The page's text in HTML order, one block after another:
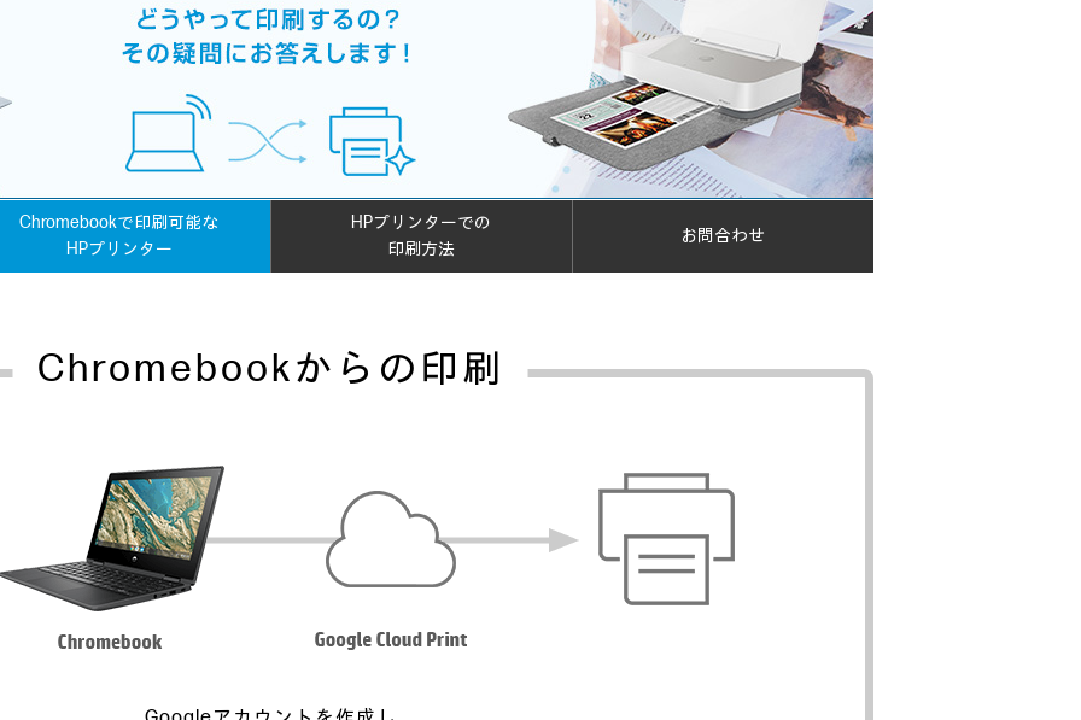
Chromebookで印刷可能な
HPプリンター
HPプリンターでの
印刷方法
お問合わせ
Chromebookからの印刷